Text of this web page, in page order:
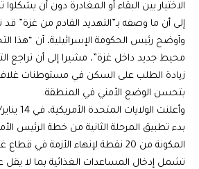
الاختيار بين البقاء أو المغادرة دون أن
إلى أن ما وصفه بـ”التهديد القادم من غزة” قد
وأوضح رئيس الحكومة الإسرائيلية، أن “هذا
محيط جديد داخل غزة”، مشيرا إلى أن تراجع
زيادة الطلب على السكن في مستوطنات
بتحسن الوضع الأمني في المنطقة.
وأعلنت
بدء تطبيق المرحلة الثانية من خطة الرئيس
المكونة من 20 نقطة لإنهاء الأزمة في